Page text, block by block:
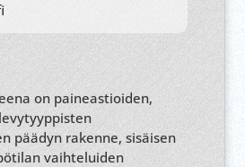
on paineastioiden,
päädyn rakenne, sisäisen
vaihteluiden